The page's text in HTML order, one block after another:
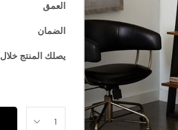
العمق
الضمان
يصلك المنتج خلال